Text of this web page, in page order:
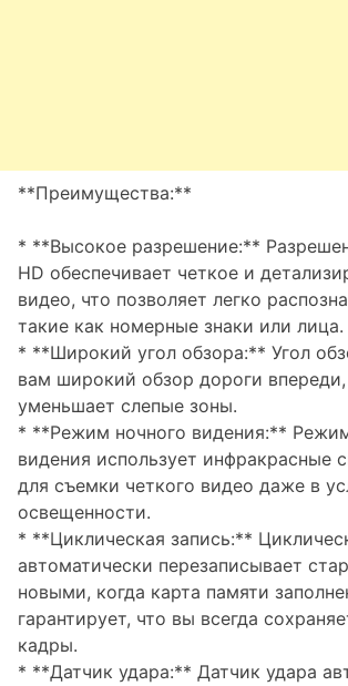
**Преимущества:**
* **Высокое разрешение:**
HD обеспечивает четкое и
видео, что позволяет легко
такие как номерные знаки или лица.
* **Широкий угол обзора:** Угол
вам широкий обзор дороги впереди,
уменьшает слепые зоны.
* **Режим ночного видения:**
видения использует инфракрасные
для съемки четкого видео даже в
освещенности.
* **Циклическая запись:**
автоматически перезаписывает
новыми, когда карта памяти
гарантирует, что вы всегда
кадры.
* **Датчик удара:** Датчик удара